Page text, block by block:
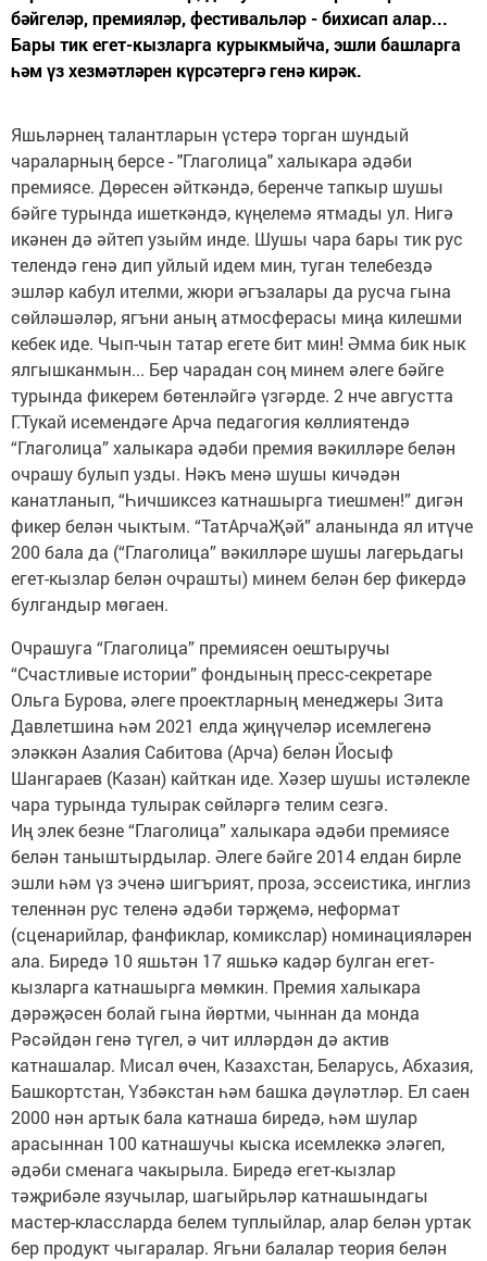
бәйгеләр, премияләр, фестивальләр - бихисап алар...
Бары тик егет-кызларга курыкмыйча, эшли башларга
һәм үз хезмәтләрен күрсәтергә генә кирәк.
Яшьләрнең талантларын үстерә торган шундый
чараларның берсе - "Глаголица" халыкара әдәби
премиясе. Дөресен әйткәндә, беренче тапкыр шушы
бәйге турында ишеткәндә, күңелемә ятмады ул. Нигә
икәнен дә әйтеп узыйм инде. Шушы чара бары тик рус
телендә генә дип уйлый идем мин, туган телебездә
эшләр кабул ителми, жюри әгъзалары да русча гына
сөйләшәләр, ягъни аның атмосферасы миңа килешми
кебек иде. Чып-чын татар егете бит мин! Әмма бик нык
ялгышканмын... Бер чарадан соң минем әлеге бәйге
турында фикерем бөтенләйгә үзгәрде. 2 нче августта
Г.Тукай исемендәге Арча педагогия көллиятендә
“Глаголица” халыкара әдәби премия вәкилләре белән
очрашу булып узды. Нәкъ менә шушы кичәдән
канатланып, “Һичшиксез катнашырга тиешмен!” дигән
фикер белән чыктым. “ТатАрчаҖәй” аланында ял итүче
200 бала да (“Глаголица” вәкилләре шушы лагерьдагы
егет-кызлар белән очрашты) минем белән бер фикердә
булгандыр мөгаен.
Очрашуга “Глаголица” премиясен оештыручы
“Счастливые истории” фондының пресс-секретаре
Ольга Бурова, әлеге проектларның менеджеры Зита
Давлетшина һәм 2021 елда җиңүчеләр исемлегенә
эләккән Азалия Сабитова (Арча) белән Йосыф
Шангараев (Казан) кайткан иде. Хәзер шушы истәлекле
чара турында тулырак сөйләргә телим сезгә.
Иң элек безне “Глаголица” халыкара әдәби премиясе
белән таныштырдылар. Әлеге бәйге 2014 елдан бирле
эшли һәм үз эченә шигърият, проза, эссеистика, инглиз
теленнән рус теленә әдәби тәрҗемә, неформат
(сценарийлар, фанфиклар, комикслар) номинацияләрен
ала. Биредә 10 яшьтән 17 яшькә кадәр булган егет-
кызларга катнашырга мөмкин. Премия халыкара
дәрәҗәсен болай гына йөртми, чыннан да монда
Рәсәйдән генә түгел, ә чит илләрдән дә актив
катнашалар. Мисал өчен, Казахстан, Беларусь, Абхазия,
Башкортстан, Үзбәкстан һәм башка дәүләтләр. Ел саен
2000 нән артык бала катнаша биредә, һәм шулар
арасыннан 100 катнашучы кыска исемлеккә эләгеп,
әдәби сменага чакырыла. Биредә егет-кызлар
тәҗрибәле язучылар, шагыйрьләр катнашындагы
мастер-классларда белем туплыйлар, алар белән уртак
бер продукт чыгаралар. Ягьни балалар теория белән